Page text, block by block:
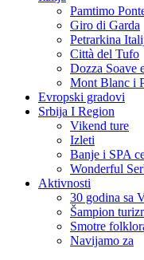
Pamtimo
Giro di Garda
Petrarkina
Città del Tufo
Dozza Soave
Mont Blanc i
Evropski gradovi
Srbija I Region
Vikend ture
Izleti
Banje i SPA
Wonderful
Aktivnosti
30 godina sa
Šampion
Smotre
Navijamo za